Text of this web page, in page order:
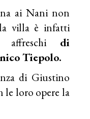
ai Nani non
villa è infatti
affreschi di
Tiepolo.
di Giustino
le loro opere la